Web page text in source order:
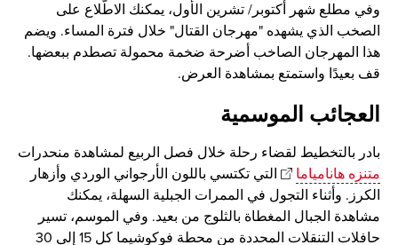
وفي مطلع شهر أكتوبر/ تشرين الأول، يمكنك الاطّلاع على
الصخب الذي يشهده "مهرجان القتال" خلال فترة المساء. ويضم
هذا المهرجان الصاخب أضرحة ضخمة محمولة تصطدم ببعضها.
قف بعيدًا واستمتع بمشاهدة العرض.
العجائب الموسمية
بادر بالتخطيط لقضاء رحلة خلال فصل الربيع لمشاهدة منحدرات
متنزه هانامياما
التي تكتسي باللون الأرجواني الوردي وأزهار
الكرز. وأثناء التجول في الممرات الجبلية السهلة، يمكنك
مشاهدة الجبال المغطاة بالثلوج من بعيد. وفي الموسم، تسير
حافلات التنقلات المحددة من محطة فوكوشيما كل 15 إلى 30